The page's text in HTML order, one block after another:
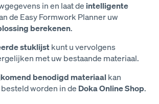
in en laat de intelligente
de Easy Formwork Planner uw
berekenen.
stuklijstkunt u vervolgens
met uw bestaande materiaal.
benodigd materiaalkan
worden in de Doka Online Shop.